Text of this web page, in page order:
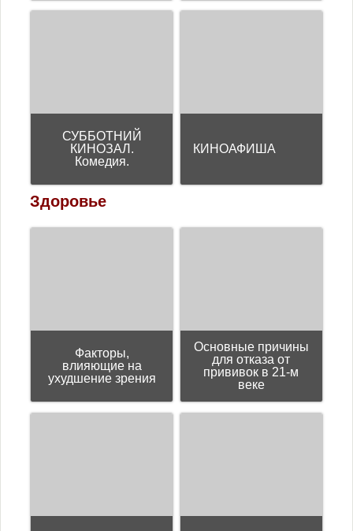
СУББОТНИЙ
КИНОЗАЛ.
Комедия.
КИНОАФИША
Здоровье
Факторы,
влияющие на
ухудшение зрения
Основные причины
для отказа от
прививок в 21-м
веке